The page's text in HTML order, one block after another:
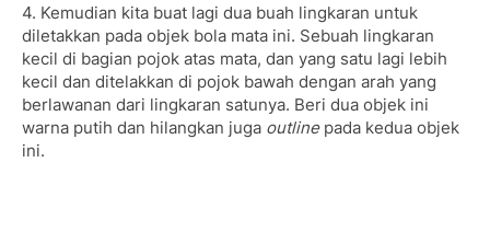
4. Kemudian kita buat lagi dua buah lingkaran untuk
diletakkan pada objek bola mata ini. Sebuah lingkaran
kecil di bagian pojok atas mata, dan yang satu lagi lebih
kecil dan ditelakkan di pojok bawah dengan arah yang
berlawanan dari lingkaran satunya. Beri dua objek ini
warna putih dan hilangkan juga outlinepada kedua objek
ini.